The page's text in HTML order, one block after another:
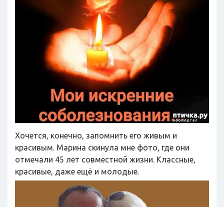
Хочется, конечно, запомнить его живым и
красивым. Марина скинула мне фото, где они
отмечали 45 лет совместной жизни. Классные,
красивые, даже ещё и молодые.